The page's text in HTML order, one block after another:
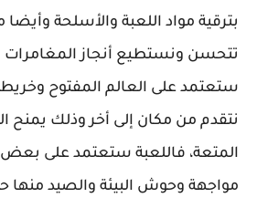
بترقية مواد اللعبة والأسلحة وأيضا
تتحسن ونستطيع أنجاز المغامرات
ستعتمد على العالم المفتوح
نتقدم من مكان إلى أخر وذلك يمنح
المتعة، فاللعبة ستعتمد على بعض
مواجهة وحوش البيئة والصيد منها